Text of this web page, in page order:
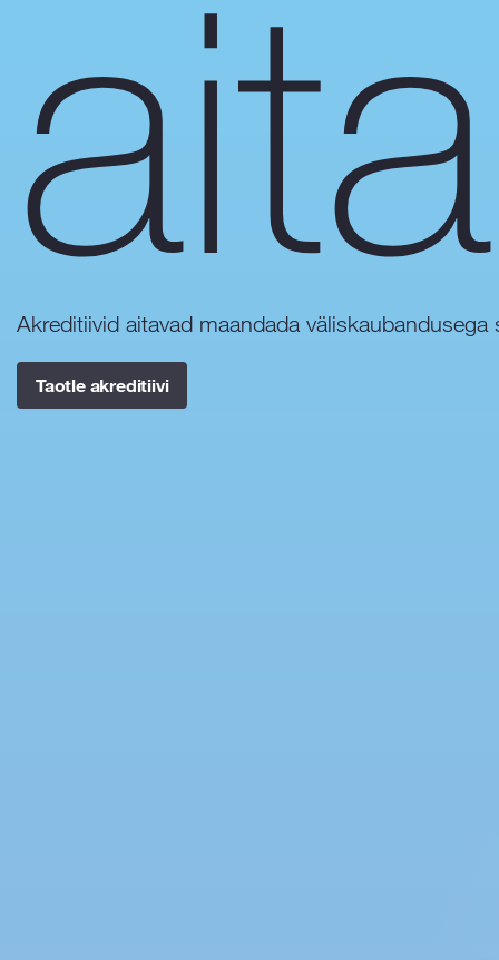
Akreditiivid aitavad maandada väliskaubandusega
Taotle akreditiivi